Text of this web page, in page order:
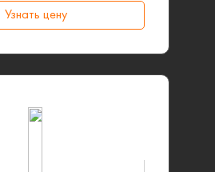
Узнать цену